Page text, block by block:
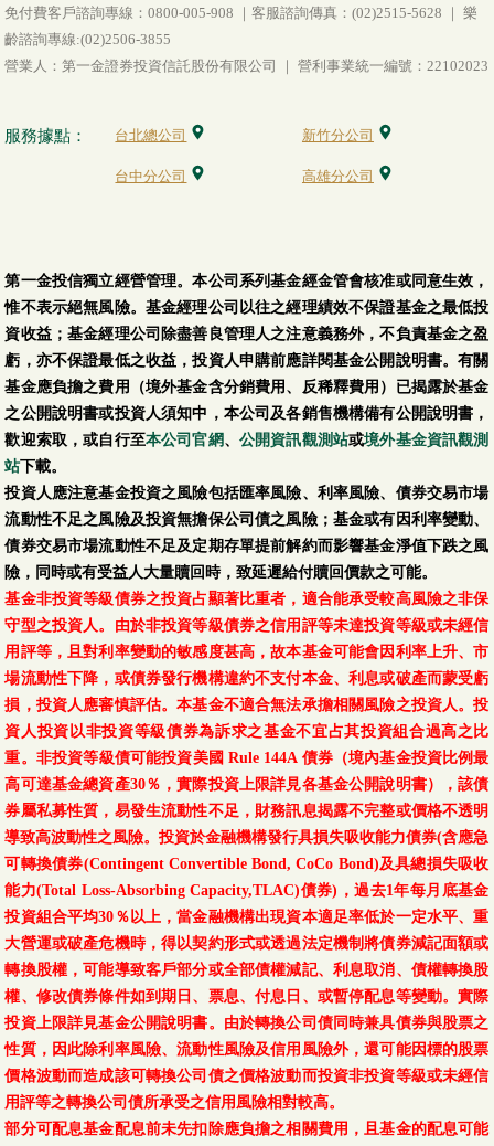
免付費客戶諮詢專線：0800-005-908 ｜客服諮詢傳真：(02)2515-5628 ｜ 樂
齡諮詢專線:(02)2506-3855
營業人：第一金證券投資信託股份有限公司 ｜ 營利事業統一編號：22102023
服務據點： 台北總公司 新竹分公司
台中分公司 高雄分公司
第一金投信獨立經營管理。本公司系列基金經金管會核准或同意生效，
惟不表示絕無風險。基金經理公司以往之經理績效不保證基金之最低投
資收益；基金經理公司除盡善良管理人之注意義務外，不負責基金之盈
虧，亦不保證最低之收益，投資人申購前應詳閱基金公開說明書。有關
基金應負擔之費用（境外基金含分銷費用、反稀釋費用）已揭露於基金
之公開說明書或投資人須知中，本公司及各銷售機構備有公開說明書，
歡迎索取，或自行至本公司官網、 公開資訊觀測站或境外基金資訊觀測
站下載。
投資人應注意基金投資之風險包括匯率風險、利率風險、債券交易市場
流動性不足之風險及投資無擔保公司債之風險；基金或有因利率變動、
債券交易市場流動性不足及定期存單提前解約而影響基金淨值下跌之風
險，同時或有受益人大量贖回時，致延遲給付贖回價款之可能。
基金非投資等級債券之投資占顯著比重者，適合能承受較高風險之非保
守型之投資人。由於非投資等級債券之信用評等未達投資等級或未經信
用評等，且對利率變動的敏感度甚高，故本基金可能會因利率上升、市
場流動性下降，或債券發行機構違約不支付本金、利息或破產而蒙受虧
損，投資人應審慎評估。本基金不適合無法承擔相關風險之投資人。投
資人投資以非投資等級債券為訴求之基金不宜占其投資組合過高之比
重。非投資等級債可能投資美國 Rule 144A 債券（境內基金投資比例最
高可達基金總資產30％，實際投資上限詳見各基金公開說明書），該債
券屬私募性質，易發生流動性不足，財務訊息揭露不完整或價格不透明
導致高波動性之風險。投資於金融機構發行具損失吸收能力債券(含應急
可轉換債券(Contingent Convertible Bond, CoCo Bond)及具總損失吸收
能力(Total Loss-Absorbing Capacity,TLAC)債券)，過去1年每月底基金
投資組合平均30％以上，當金融機構出現資本適足率低於一定水平、重
大營運或破產危機時，得以契約形式或透過法定機制將債券減記面額或
轉換股權，可能導致客戶部分或全部債權減記、利息取消、債權轉換股
權、修改債券條件如到期日、票息、付息日、或暫停配息等變動。實際
投資上限詳見基金公開說明書。由於轉換公司債同時兼具債券與股票之
性質，因此除利率風險、流動性風險及信用風險外，還可能因標的股票
價格波動而造成該可轉換公司債之價格波動而投資非投資等級或未經信
用評等之轉換公司債所承受之信用風險相對較高。
部分可配息基金配息前未先扣除應負擔之相關費用，且基金的配息可能